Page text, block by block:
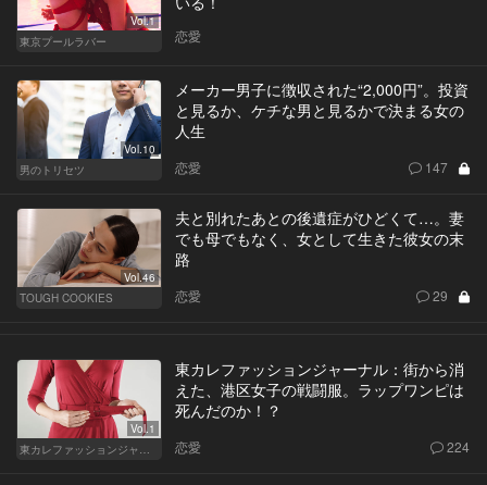
Vol.1
東京プールラバー
恋愛
Vol.10
男のトリセツ
メーカー男子に徴収された“2,000円”。投資
と見るか、ケチな男と見るかで決まる女の
人生
恋愛 147
Vol.46
TOUGH COOKIES
夫と別れたあとの後遺症がひどくて…。妻
でも母でもなく、女として生きた彼女の末
路
恋愛 29
Vol.1
東カレファッションジャーナル
東カレファッションジャーナル：街から消
えた、港区女子の戦闘服。ラップワンピは
死んだのか！？
恋愛 224